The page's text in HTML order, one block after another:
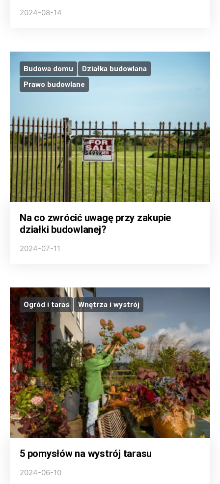
2024-08-14
Budowa domu
Działka budowlana
Prawo budowlane
Na co zwrócić uwagę przy zakupie
działki budowlanej?
2024-07-11
Ogród i taras Wnętrza i wystrój
5 pomysłów na wystrój tarasu
2024-06-10